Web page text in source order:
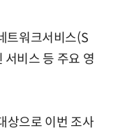
트워크서비스(S
서비스 등 주요 영
상으로 이번 조사